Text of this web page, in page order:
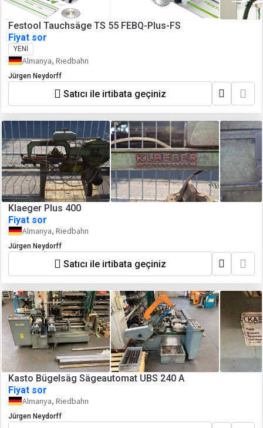
Festool Tauchsäge TS 55 FEBQ-Plus-FS
Fiyat sor
YENI
Almanya, Riedbahn
Jürgen Neydorff
Satıcı ile irtibata geçiniz
Klaeger Plus 400
Fiyat sor
Almanya, Riedbahn
Jürgen Neydorff
Satıcı ile irtibata geçiniz
Kasto Bügelsäg Sägeautomat UBS 240 A
Fiyat sor
Almanya, Riedbahn
Jürgen Neydorff